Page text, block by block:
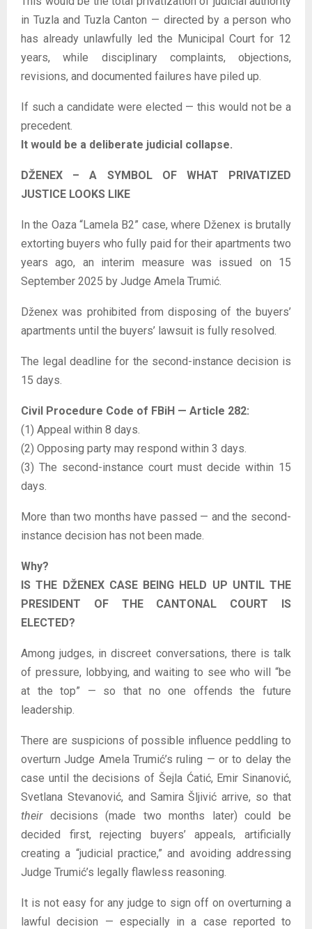
in Tuzla and Tuzla Canton — directed by a person who
has already unlawfully led the Municipal Court for 12
years, while disciplinary complaints, objections,
revisions, and documented failures have piled up.
If such a candidate were elected — this would not be a
precedent.
It would be a deliberate judicial collapse.
DŽENEX – A SYMBOL OF WHAT PRIVATIZED
JUSTICE LOOKS LIKE
In the Oaza “Lamela B2” case, where Dženex is brutally
extorting buyers who fully paid for their apartments two
years ago, an interim measure was issued on 15
September 2025 by Judge Amela Trumić.
Dženex was prohibited from disposing of the buyers’
apartments until the buyers’ lawsuit is fully resolved.
The legal deadline for the second-instance decision is
15 days.
Civil Procedure Code of FBiH — Article 282:
(1) Appeal within 8 days.
(2) Opposing party may respond within 3 days.
(3) The second-instance court must decide within 15
days.
More than two months have passed — and the second-
instance decision has not been made.
Why?
IS THE DŽENEX CASE BEING HELD UP UNTIL THE
PRESIDENT OF THE CANTONAL COURT IS
ELECTED?
Among judges, in discreet conversations, there is talk
of pressure, lobbying, and waiting to see who will “be
at the top” — so that no one offends the future
leadership.
There are suspicions of possible influence peddling to
overturn Judge Amela Trumić’s ruling — or to delay the
case until the decisions of Šejla Ćatić, Emir Sinanović,
Svetlana Stevanović, and Samira Šljivić arrive, so that
theirdecisions (made two months later) could be
decided first, rejecting buyers’ appeals, artificially
creating a “judicial practice,” and avoiding addressing
Judge Trumić’s legally flawless reasoning.
It is not easy for any judge to sign off on overturning a
lawful decision — especially in a case reported to